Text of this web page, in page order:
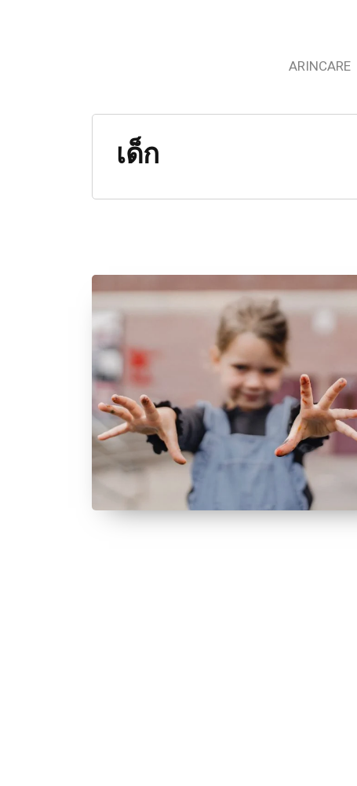
ARINCARE
เด็ก